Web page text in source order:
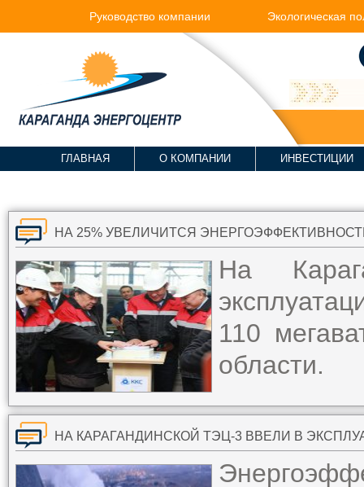
Руководство компании Экологическая
ГЛАВНАЯ О КОМПАНИИ ИНВЕСТИЦИИ
НА 25% УВЕЛИЧИТСЯ
На
110
области.
НА КАРАГАНДИНСКОЙ ТЭЦ-3 ВВЕЛИ В